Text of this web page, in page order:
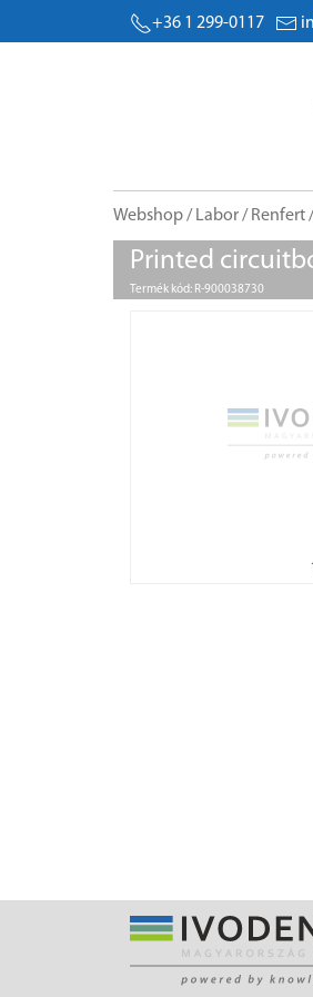
+36 1 299-0117
Webshop/ Labor/ Renfert
Printed
Termék kód: R-900038730
1